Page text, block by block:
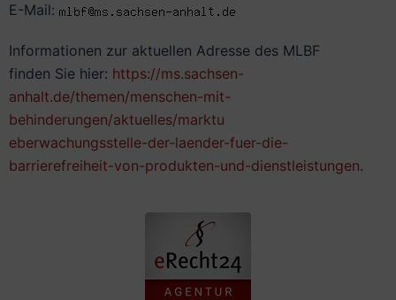
E-Mail:
Informationen zur aktuellen Adresse des MLBF
finden Sie hier: https://ms.sachsen-
anhalt.de/themen/menschen-mit-
behinderungen/aktuelles/marktu
eberwachungsstelle-der-laender-fuer-die-
barrierefreiheit-von-produkten-und-dienstleistungen.